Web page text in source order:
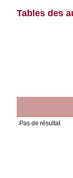
Tables des
Pas de résultat